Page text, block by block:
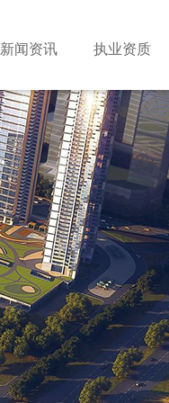
新闻资讯 执业资质